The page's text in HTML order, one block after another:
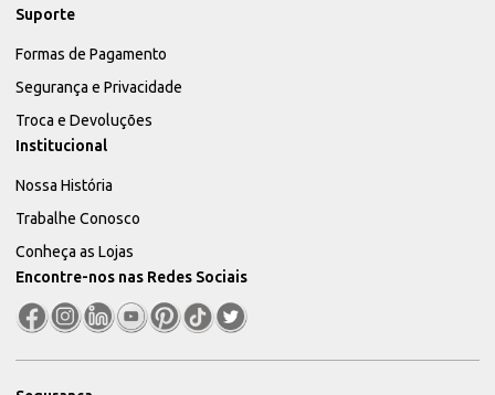
Suporte
Formas de Pagamento
Segurança e Privacidade
Troca e Devoluções
Institucional
Nossa História
Trabalhe Conosco
Conheça as Lojas
Encontre-nos nas Redes Sociais